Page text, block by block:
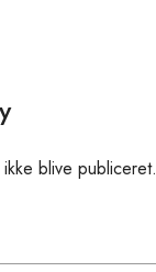
blive publiceret.